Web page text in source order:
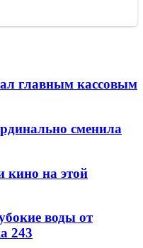
главным кассовым
сменила
кино на этой
воды от
243